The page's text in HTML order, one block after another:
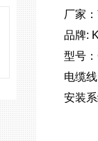
厂家
品牌:
型号
电缆
安装